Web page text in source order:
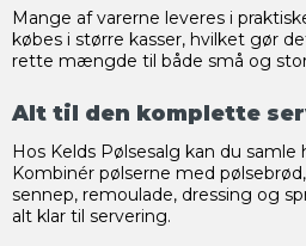
Mange af varerne leveres i
købes i større kasser, hvilket gør
rette mængde til både små og
Alt til den komplette
Hos Kelds Pølsesalg kan du
Kombinér pølserne med
sennep, remoulade, dressing og
alt klar til servering.